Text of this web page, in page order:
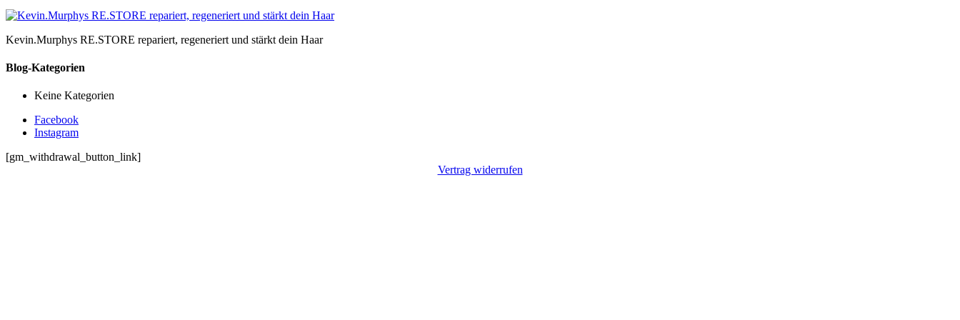
Kevin.Murphys RE.STORE repariert, regeneriert und stärkt dein Haar
Blog-Kategorien
Keine Kategorien
Facebook
Instagram
[gm_withdrawal_button_link]
Vertrag widerrufen